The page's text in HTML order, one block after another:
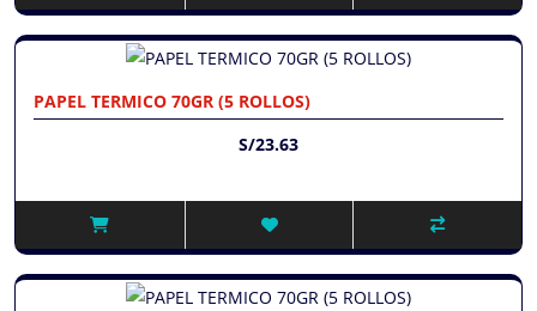
PAPEL TERMICO 70GR (5 ROLLOS)
S/23.63